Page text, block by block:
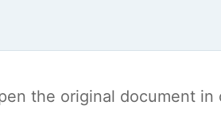
the original document in